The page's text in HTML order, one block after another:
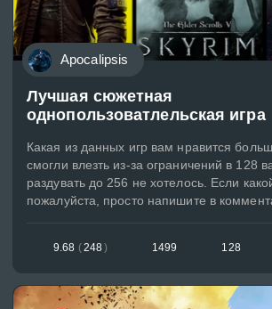
Apocalipsis
Лучшая сюжетная
однопользоватлельская игра
Какая из данных игр вам нравится
смогли влезть из-за ограничений в 128
раздувать до 256 не хотелось. Если
пожалуйста, просто напишите в
9.68 (248) 1499 128